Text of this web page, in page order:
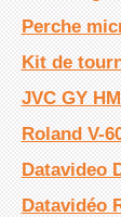
Perche
Kit de
JVC GY
Roland V-
Datavideo
Datavidéo